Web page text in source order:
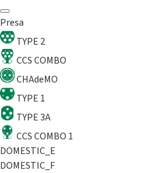
Presa
TYPE 2
CCS COMBO
CHAdeMO
TYPE 1
TYPE 3A
CCS COMBO 1
DOMESTIC_E
DOMESTIC_F